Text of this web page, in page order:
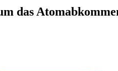
das